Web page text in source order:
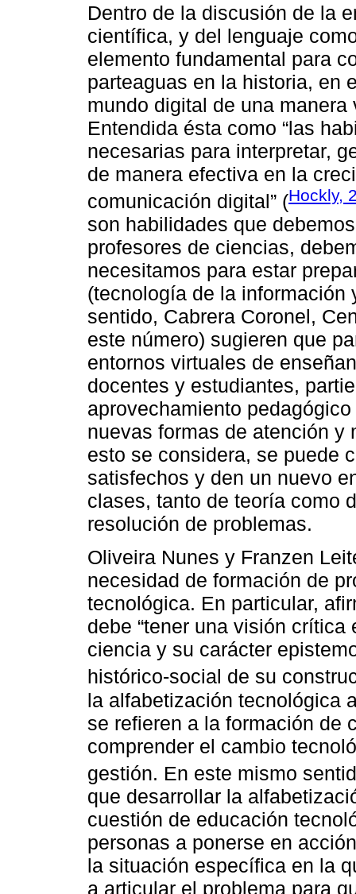
Dentro de la discusión de la
científica, y del lenguaje
elemento fundamental para
parteaguas en la historia, en
mundo digital de una
Entendida ésta como “las
necesarias para interpretar,
de manera efectiva en la
comunicación digital” (Hockly,
son habilidades que
profesores de ciencias,
necesitamos para estar
(tecnología de la
sentido, Cabrera Coronel,
este número) sugieren que
entornos virtuales de
docentes y estudiantes,
aprovechamiento
nuevas formas de atención y
esto se considera, se puede
satisfechos y den un nuevo
clases, tanto de teoría como
resolución de problemas.
Oliveira Nunes y Franzen
necesidad de formación de
tecnológica. En particular,
debe “tener una visión
ciencia y su carácter
histórico-social de su
la alfabetización tecnológica
se refieren a la formación de
comprender el cambio
gestión. En este mismo
que desarrollar la
cuestión de educación
personas a ponerse en
la situación específica en la
a articular el problema para